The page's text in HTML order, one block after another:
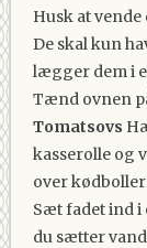
Husk at vende
De skal kun
lægger dem i
Tænd ovnen
Tomatsovs
kasserolle og
over
Sæt fadet ind i
du sætter